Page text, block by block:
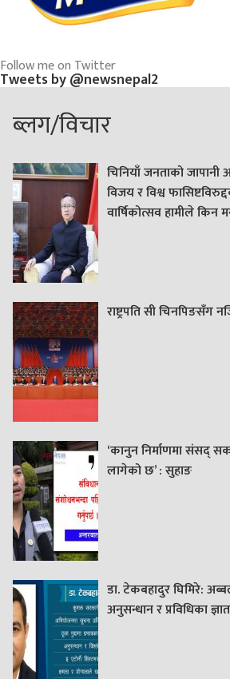
Follow me on Twitter
Tweets by @newsnepal2
ब्लग/विचार
चिनियाँ जनताको
विजय र विश्व
वार्षिकोत्सव हामीले किन
राष्ट्रपति सी चिनपिङसँग
‘कानुन निर्माणमा संसद्
लागेको छ’ : सुहाङ
डा. टेकबहादुर घिमिरे:
अनुसन्धान र प्रविधिका